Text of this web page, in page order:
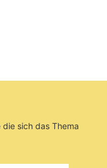
sich das Thema